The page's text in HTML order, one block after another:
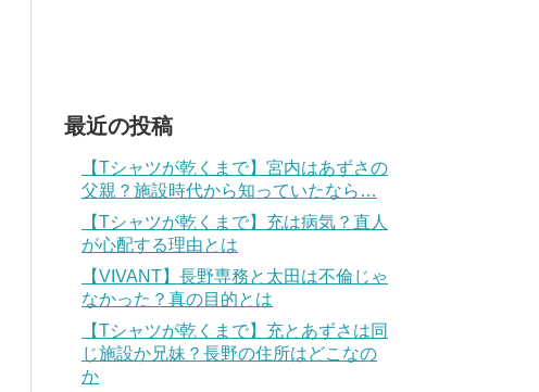
最近の投稿
【Tシャツが乾くまで】宮内はあずさの
父親？施設時代から知っていたなら…
【Tシャツが乾くまで】充は病気？直人
が心配する理由とは
【VIVANT】長野専務と太田は不倫じゃ
なかった？真の目的とは
【Tシャツが乾くまで】充とあずさは同
じ施設か兄妹？長野の住所はどこなの
か